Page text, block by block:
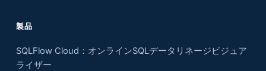
製品
SQLFlow Cloud：オンラインSQLデータリネージビジュア
ライザー